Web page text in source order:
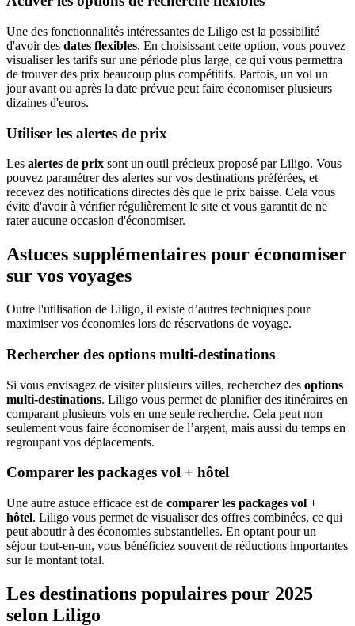
Une des fonctionnalités intéressantes de Liligo est la possibilité
d'avoir des dates flexibles. En choisissant cette option, vous pouvez
visualiser les tarifs sur une période plus large, ce qui vous permettra
de trouver des prix beaucoup plus compétitifs. Parfois, un vol un
jour avant ou après la date prévue peut faire économiser plusieurs
dizaines d'euros.
Utiliser les alertes de prix
Les alertes de prix sont un outil précieux proposé par Liligo. Vous
pouvez paramétrer des alertes sur vos destinations préférées, et
recevez des notifications directes dès que le prix baisse. Cela vous
évite d'avoir à vérifier régulièrement le site et vous garantit de ne
rater aucune occasion d'économiser.
Astuces supplémentaires pour économiser
sur vos voyages
Outre l'utilisation de Liligo, il existe d’autres techniques pour
maximiser vos économies lors de réservations de voyage.
Rechercher des options multi-destinations
Si vous envisagez de visiter plusieurs villes, recherchez des options
multi-destinations. Liligo vous permet de planifier des itinéraires en
comparant plusieurs vols en une seule recherche. Cela peut non
seulement vous faire économiser de l’argent, mais aussi du temps en
regroupant vos déplacements.
Comparer les packages vol + hôtel
Une autre astuce efficace est de comparer les packages vol +
hôtel. Liligo vous permet de visualiser des offres combinées, ce qui
peut aboutir à des économies substantielles. En optant pour un
séjour tout-en-un, vous bénéficiez souvent de réductions importantes
sur le montant total.
Les destinations populaires pour 2025
selon Liligo